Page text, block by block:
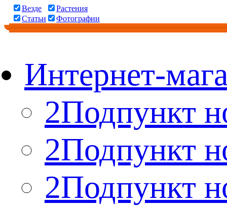
Везде
Растения
Статьи
Фотографии
Интернет-
2Подпункт
2Подпункт
2Подпункт